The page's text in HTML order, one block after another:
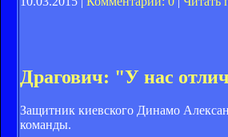
Драгович: "У нас
Защитник киевского Динамо
команды.